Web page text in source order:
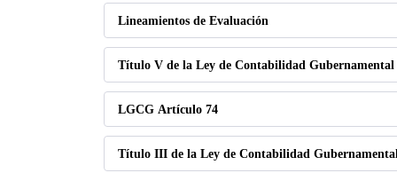
Lineamientos de Evaluación
Título V de la Ley de Contabilidad Gubernamental
LGCG Artículo 74
Título III de la Ley de Contabilidad